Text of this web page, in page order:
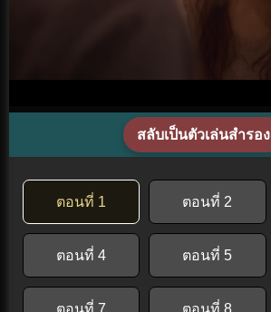
สลับเป็นตัวเล่นสำรอง
ตอนที่ 1 ตอนที่ 2
ตอนที่ 4 ตอนที่ 5
ตอนที่ 7 ตอนที่ 8